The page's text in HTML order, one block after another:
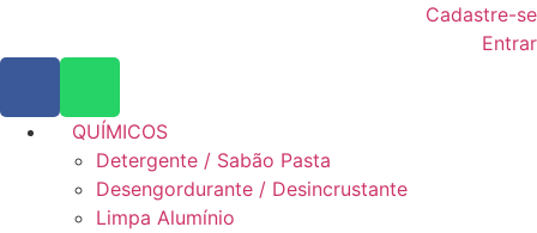
Cadastre-se
Entrar
QUÍMICOS
Detergente / Sabão Pasta
Desengordurante / Desincrustante
Limpa Alumínio